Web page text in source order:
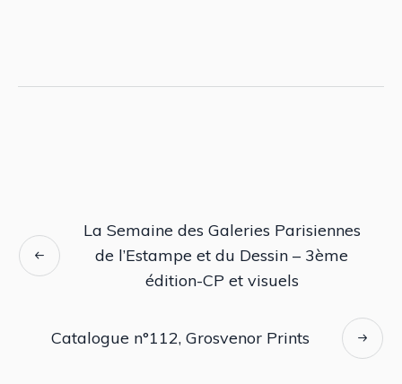
La Semaine des Galeries Parisiennes
de l’Estampe et du Dessin – 3ème
édition-CP et visuels
Catalogue n°112, Grosvenor Prints